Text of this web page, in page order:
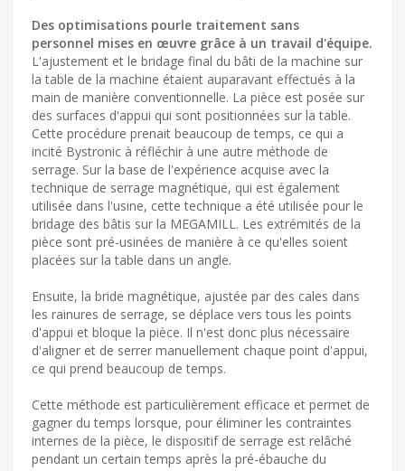
Des optimisations pourle traitement sans
personnel mises en œuvre grâce à un travail d'équipe.
L'ajustement et le bridage final du bâti de la machine sur
la table de la machine étaient auparavant effectués à la
main de manière conventionnelle. La pièce est posée sur
des surfaces d'appui qui sont positionnées sur la table.
Cette procédure prenait beaucoup de temps, ce qui a
incité Bystronic à réfléchir à une autre méthode de
serrage. Sur la base de l'expérience acquise avec la
technique de serrage magnétique, qui est également
utilisée dans l'usine, cette technique a été utilisée pour le
bridage des bâtis sur la MEGAMILL. Les extrémités de la
pièce sont pré-usinées de manière à ce qu'elles soient
placées sur la table dans un angle.
Ensuite, la bride magnétique, ajustée par des cales dans
les rainures de serrage, se déplace vers tous les points
d'appui et bloque la pièce. Il n'est donc plus nécessaire
d'aligner et de serrer manuellement chaque point d'appui,
ce qui prend beaucoup de temps.
Cette méthode est particulièrement efficace et permet de
gagner du temps lorsque, pour éliminer les contraintes
internes de la pièce, le dispositif de serrage est relâché
pendant un certain temps après la pré-ébauche du